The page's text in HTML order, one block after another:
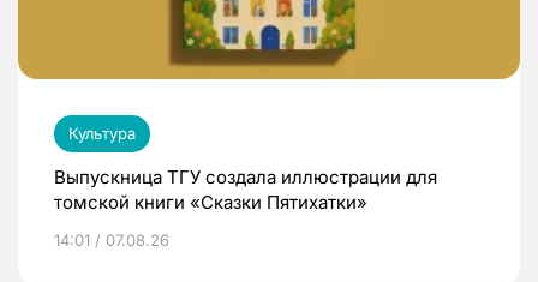
Культура
Выпускница ТГУ создала иллюстрации для
томской книги «Сказки Пятихатки»
14:01 / 07.08.26